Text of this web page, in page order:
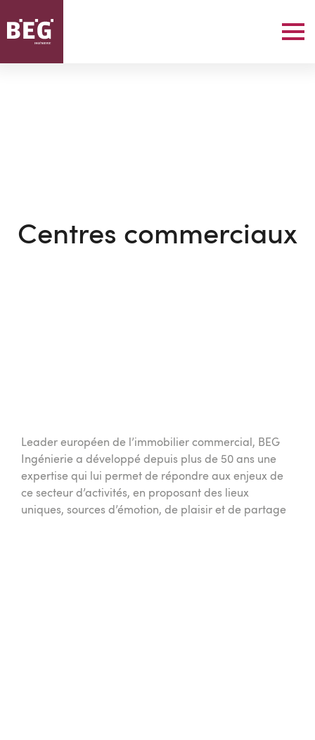
Centres commerciaux
Leader européen de l’immobilier commercial, BEG
Ingénierie a développé depuis plus de 50 ans une
expertise qui lui permet de répondre aux enjeux de
ce secteur d’activités, en proposant des lieux
uniques, sources d’émotion, de plaisir et de partage